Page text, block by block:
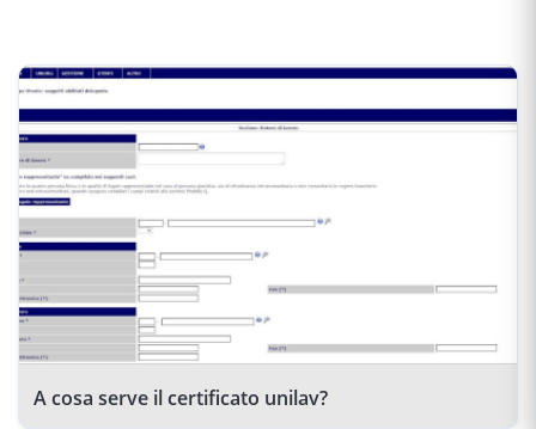
A cosa serve il certificato unilav?